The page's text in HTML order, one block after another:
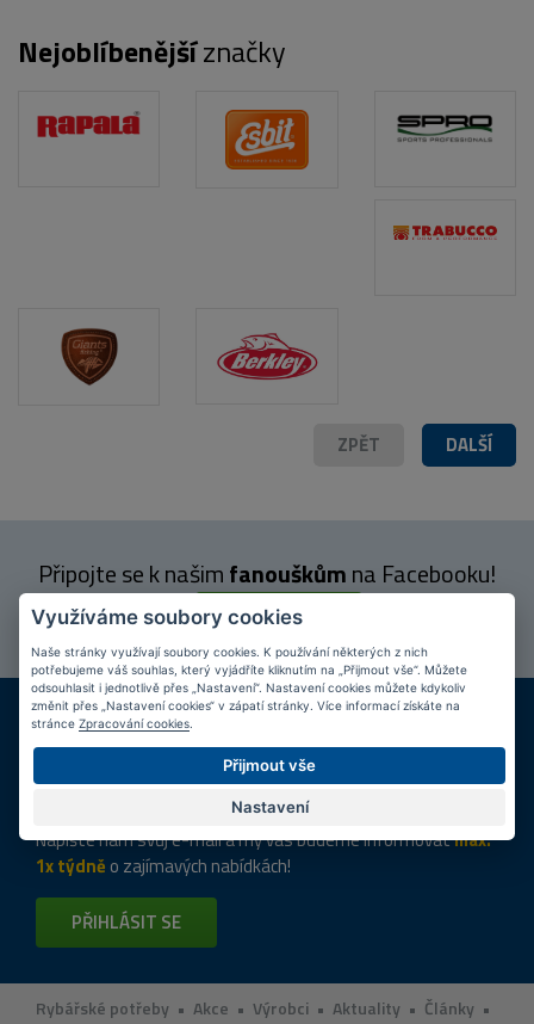
Nejoblíbenějšíznačky
DALŠÍ
ZPĚT
Připojte se k našimfanouškůmna Facebooku!
PŘIPOJIT SE
DOPRAVA ZDARMA
Při nákupu nad 2 000 Kč
KAMENNÉ PRODEJNY
Tipyk nákupu
Napište nám svůj e-mail a my vás budeme informovatmax.
1x týdně o zajímavých nabídkách!
PŘIHLÁSIT SE
Rybářské potřeby • Akce • Výrobci • Aktuality • Články •
Využíváme soubory cookies
Naše stránky využívají soubory cookies. K používání některých z nich
potřebujeme váš souhlas, který vyjádříte kliknutím na „Přijmout vše“. Můžete
odsouhlasit i jednotlivě přes „Nastavení“. Nastavení cookies můžete kdykoliv
změnit přes „Nastavení cookies“ v zápatí stránky. Více informací získáte na
stránce Zpracování cookies
Přijmout vše
Nastavení